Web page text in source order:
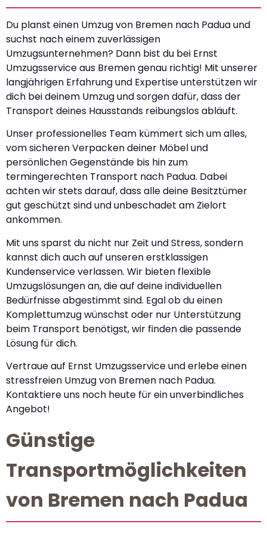
Du planst einen Umzug von Bremen nach Padua und
suchst nach einem zuverlässigen
Umzugsunternehmen? Dann bist du bei Ernst
Umzugsservice aus Bremen genau richtig! Mit unserer
langjährigen Erfahrung und Expertise unterstützen wir
dich bei deinem Umzug und sorgen dafür, dass der
Transport deines Hausstands reibungslos abläuft.
Unser professionelles Team kümmert sich um alles,
vom sicheren Verpacken deiner Möbel und
persönlichen Gegenstände bis hin zum
termingerechten Transport nach Padua. Dabei
achten wir stets darauf, dass alle deine Besitztümer
gut geschützt sind und unbeschadet am Zielort
ankommen.
Mit uns sparst du nicht nur Zeit und Stress, sondern
kannst dich auch auf unseren erstklassigen
Kundenservice verlassen. Wir bieten flexible
Umzugslösungen an, die auf deine individuellen
Bedürfnisse abgestimmt sind. Egal ob du einen
Komplettumzug wünschst oder nur Unterstützung
beim Transport benötigst, wir finden die passende
Lösung für dich.
Vertraue auf Ernst Umzugsservice und erlebe einen
stressfreien Umzug von Bremen nach Padua.
Kontaktiere uns noch heute für ein unverbindliches
Angebot!
Günstige
Transportmöglichkeiten
von Bremen nach Padua